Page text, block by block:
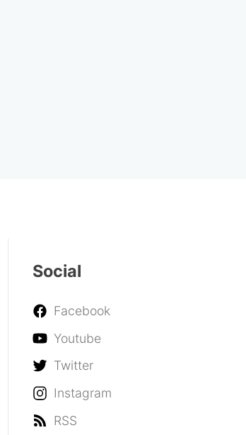
Social
Facebook
Youtube
Twitter
Instagram
RSS